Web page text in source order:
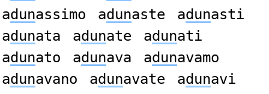
adunassimo adunaste adunasti
adunata adunate adunati
adunato adunava adunavamo
adunavano adunavate adunavi